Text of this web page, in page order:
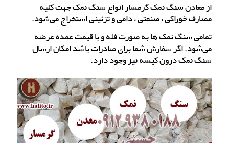
از معادن سنگ نمک گرمسار انواع سنگ نمک جهت کلیه
مصارف خوراکی ، صنعتی ، دامی و تزئینی استخراج می‌شود.
تمامی سنگ نمک ها به صورت فله و با قیمت عمده عرضه
می‌شود. اگر سفارش شما برای صادرات باشد امکان ارسال
سنگ نمک درون کیسه نیز وجود دارد.